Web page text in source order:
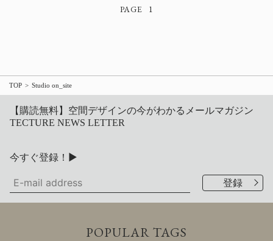
1
TOP Studio on_site
【購読無料】空間デザインの今がわかるメールマガジン
TECTURE NEWS LETTER
今すぐ登録！▶
POPULAR TAGS